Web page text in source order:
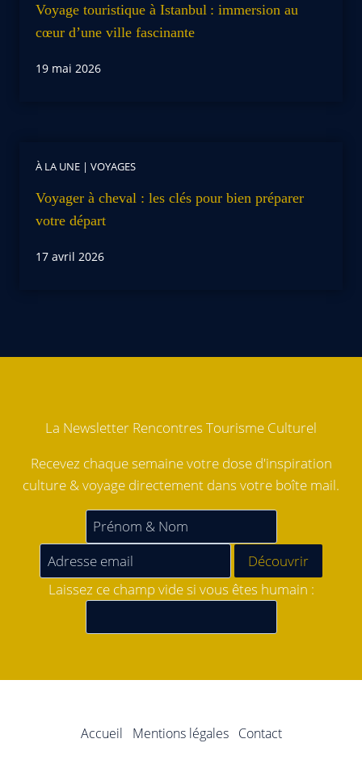
Voyage touristique à Istanbul : immersion au
cœur d’une ville fascinante
19 mai 2026
À LA UNE | VOYAGES
Voyager à cheval : les clés pour bien préparer
votre départ
17 avril 2026
La Newsletter Rencontres Tourisme Culturel
Recevez chaque semaine votre dose d'inspiration
culture & voyage directement dans votre boîte mail.
Laissez ce champ vide si vous êtes humain :
Accueil Mentions légales Contact